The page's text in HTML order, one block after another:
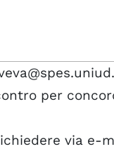
per
via e-